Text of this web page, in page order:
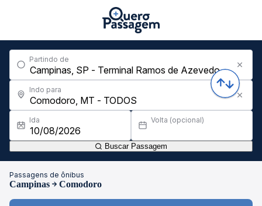
Partindo de
Indo para
Ida Volta (opcional)
Buscar Passagem
Passagens de ônibus
Campinas Comodoro